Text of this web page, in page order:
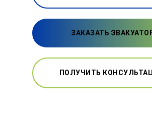
ЗАКАЗАТЬ
ПОЛУЧИТЬ